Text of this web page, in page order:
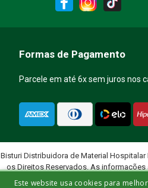
Formas de Pagamento
Parcele em até 6x sem juros nos
Bisturi Distribuidora de Material Hospitalar
os Direitos Reservados. As
Este website usa cookies para